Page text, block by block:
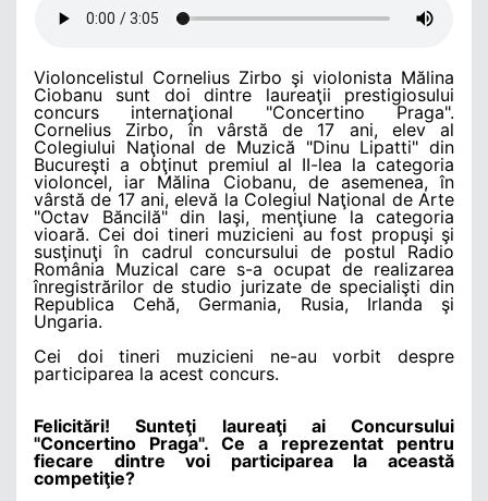
Violoncelistul Cornelius Zirbo şi violonista Mălina
Ciobanu sunt doi dintre laureaţii prestigiosului
concurs internaţional "Concertino Praga".
Cornelius Zirbo, în vârstă de 17 ani, elev al
Colegiului Naţional de Muzică "Dinu Lipatti" din
Bucureşti a obţinut premiul al II-lea la categoria
violoncel, iar Mălina Ciobanu, de asemenea, în
vârstă de 17 ani, elevă la Colegiul Naţional de Arte
"Octav Băncilă" din Iaşi, menţiune la categoria
vioară. Cei doi tineri muzicieni au fost propuşi şi
susţinuţi în cadrul concursului de postul Radio
România Muzical care s-a ocupat de realizarea
înregistrărilor de studio jurizate de specialişti din
Republica Cehă, Germania, Rusia, Irlanda şi
Ungaria.
Cei doi tineri muzicieni ne-au vorbit despre
participarea la acest concurs.
Felicitări! Sunteţi laureaţi ai Concursului
"Concertino Praga". Ce a reprezentat pentru
fiecare dintre voi participarea la această
competiţie?